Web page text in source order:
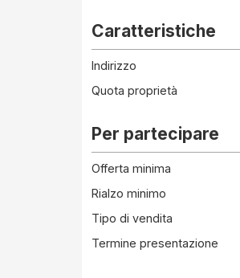
Caratteristiche
Indirizzo
Quota proprietà
Per partecipare
Offerta minima
Rialzo minimo
Tipo di vendita
Termine presentazione